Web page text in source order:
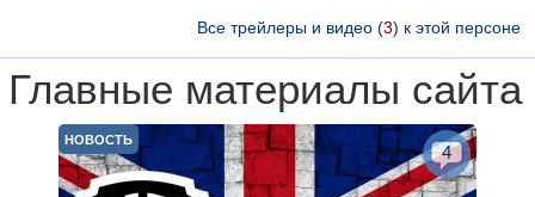
Все трейлеры и видео (3) к этой персоне
Главные материалы сайта
НОВОСТЬ
4